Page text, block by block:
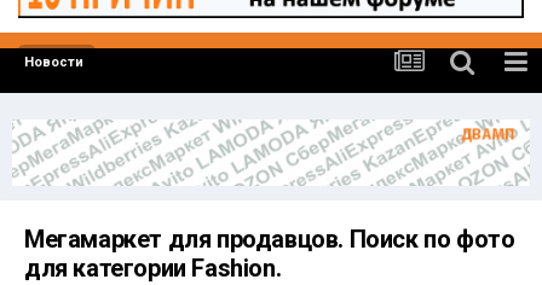
Новости
Мегамаркет для продавцов. Поиск по фото
для категории Fashion.